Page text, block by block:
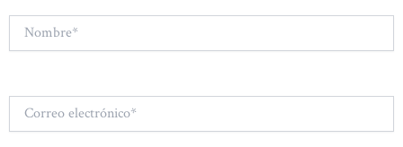
Nombre*
electrónico*